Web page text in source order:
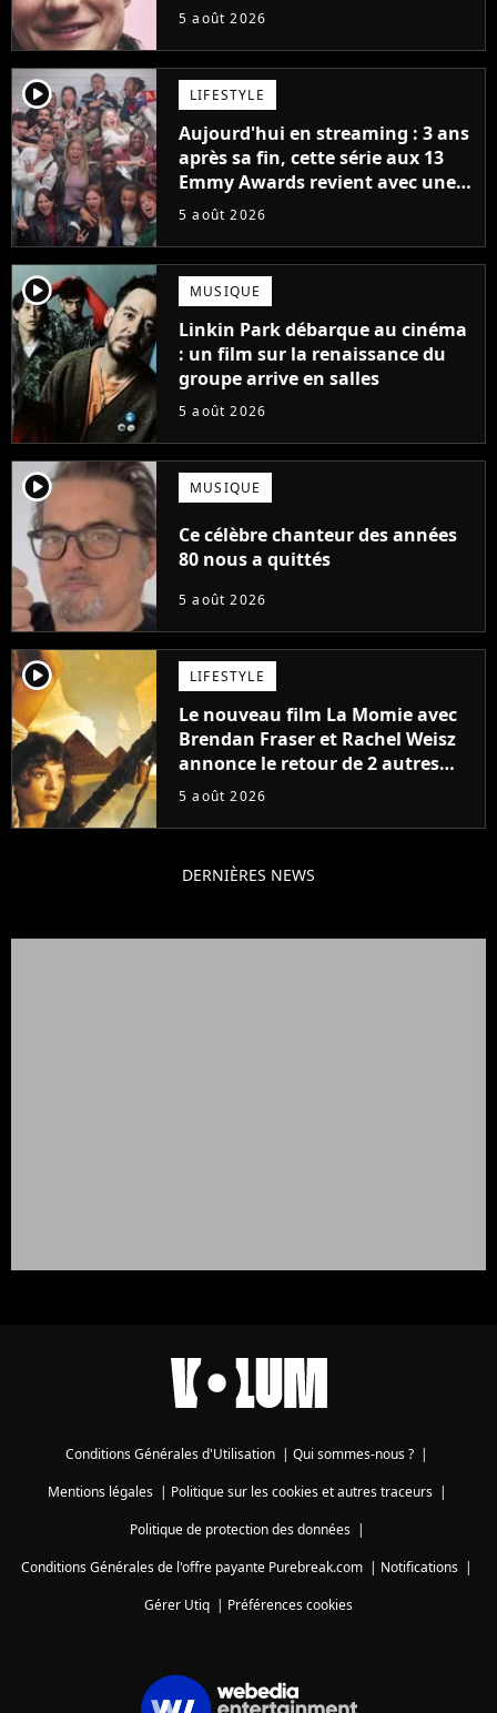
5 août 2026
player2 LIFESTYLE
Aujourd'hui en streaming : 3 ans
après sa fin, cette série aux 13
Emmy Awards revient avec une
suite... totalement différente
5 août 2026
player2 MUSIQUE
Linkin Park débarque au cinéma
: un film sur la renaissance du
groupe arrive en salles
5 août 2026
player2 MUSIQUE
Ce célèbre chanteur des années
80 nous a quittés
5 août 2026
player2 LIFESTYLE
Le nouveau film La Momie avec
Brendan Fraser et Rachel Weisz
annonce le retour de 2 autres
personnages emblématiques de
5 août 2026
DERNIÈRES NEWS
Conditions Générales d'Utilisation | Qui sommes-nous ? |
Mentions légales| Politique sur les cookies et autres traceurs|
Politique de protection des données|
Conditions Générales de l'offre payante Purebreak.com | Notifications |
Gérer Utiq | Préférences cookies